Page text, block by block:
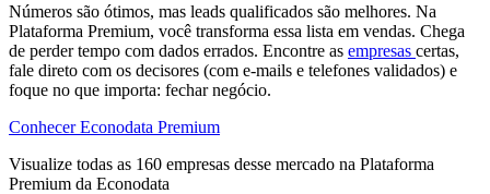
Números são ótimos, mas leads qualificados são melhores. Na
Plataforma Premium, você transforma essa lista em vendas. Chega
de perder tempo com dados errados. Encontre as empresas certas,
fale direto com os decisores (com e-mails e telefones validados) e
foque no que importa: fechar negócio.
Conhecer Econodata Premium
Visualize todas as 160 empresas desse mercado na Plataforma
Premium da Econodata